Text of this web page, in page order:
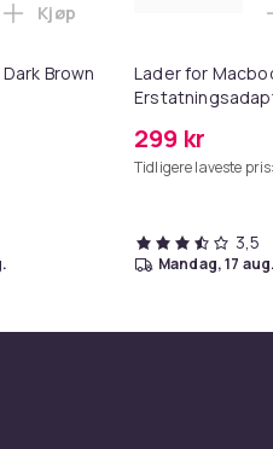
& Controls Excess Oil i
Roborock S5 Max/S6 Pure/
Brown
Legg Toppik - 27,5g -
Kjøp
Lader for
299 kr
Tidligere laveste pris:
3,5
mandag, 17 aug.